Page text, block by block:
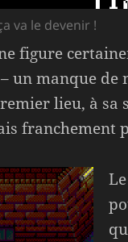
va le devenir !
figure
un manque de
lieu, à sa
franchement